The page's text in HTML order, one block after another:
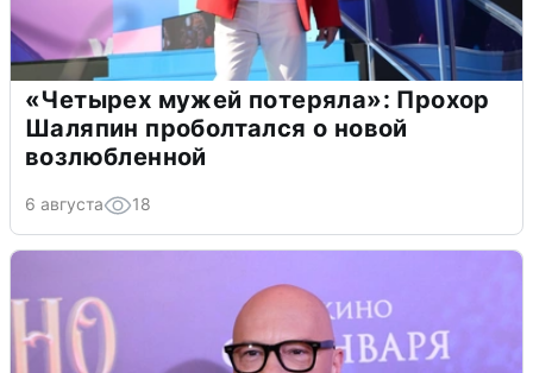
«Четырех мужей потеряла»: Прохор
Шаляпин проболтался о новой
возлюбленной
6 августа 18